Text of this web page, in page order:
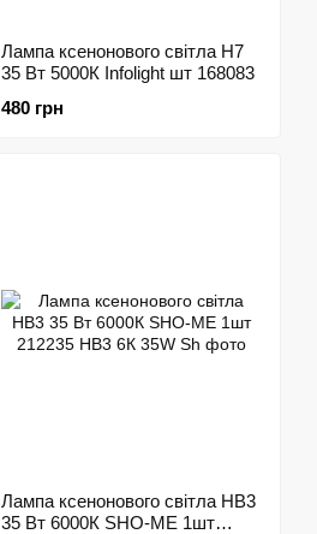
Лампа ксенонового світла H7
35 Вт 5000К Infolight шт 168083
480 грн
Лампа ксенонового світла HВ3
35 Вт 6000К SHO-ME 1шт